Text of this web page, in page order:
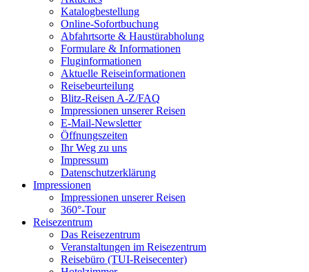
Katalogbestellung
Online-Sofortbuchung
Abfahrtsorte & Haustürabholung
Formulare & Informationen
Fluginformationen
Aktuelle Reiseinformationen
Reisebeurteilung
Blitz-Reisen A-Z/FAQ
Impressionen unserer Reisen
E-Mail-Newsletter
Öffnungszeiten
Ihr Weg zu uns
Impressum
Datenschutzerklärung
Impressionen
Impressionen unserer Reisen
360°-Tour
Reisezentrum
Das Reisezentrum
Veranstaltungen im Reisezentrum
Reisebüro (TUI-Reisecenter)